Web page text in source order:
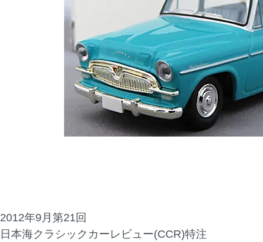
2012年9月第21回
日本海クラシックカーレビュー(CCR)特注